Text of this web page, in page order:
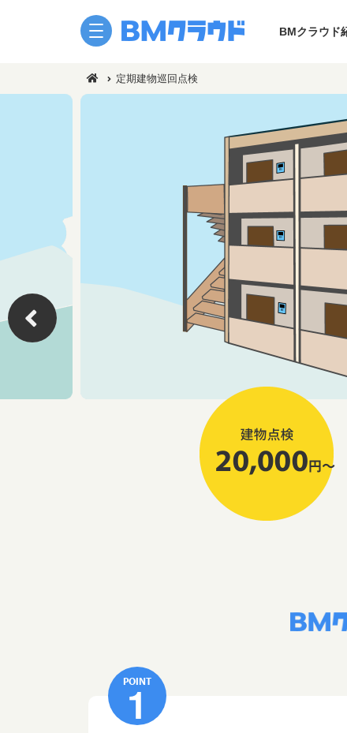
BMクラウド
建物管理を簡単見積・簡
デジタルな建物管理
作業予定日の確認
作業報告書の確認
はじめてナビ電話サポー
活用ナビ
注目商材トレンド
ユーザーインタビュー
空室対策
販売中物件クリーニング
空家・空部屋巡回
特別清掃
植栽管理
建物軽作業
掲示物無料ダウンロード
不用品回収
BMクラウド東海
利用別ガイド
利用別ガイド
利用別ガイド ネ
利用別ガイド
セミナー/ウェ
定期建物巡回点検
POINT
1